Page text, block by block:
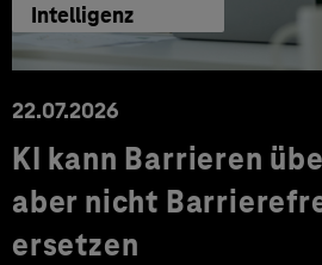
Intelligenz
22.07.2026
KI kann Barrieren
aber nicht
ersetzen